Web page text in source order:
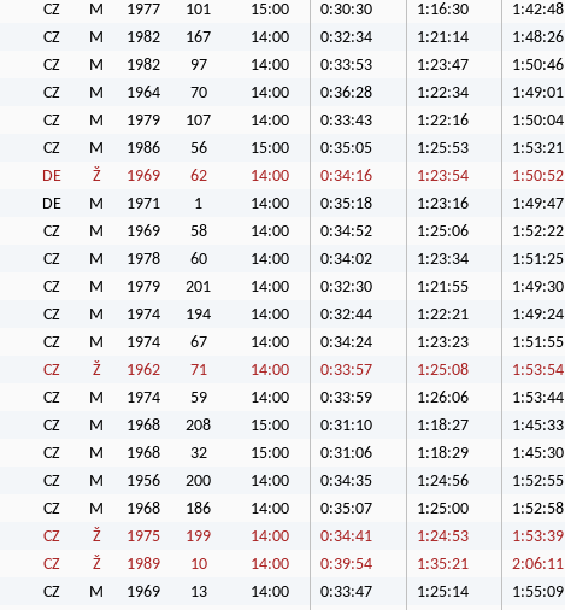
CZ M 1977 101 15:00 0:30:30 1:16:30 1:42:48
CZ M 1982 167 14:00 0:32:34 1:21:14 1:48:26
CZ M 1982 97 14:00 0:33:53 1:23:47 1:50:46
CZ M 1964 70 14:00 0:36:28 1:22:34 1:49:01
CZ M 1979 107 14:00 0:33:43 1:22:16 1:50:04
CZ M 1986 56 15:00 0:35:05 1:25:53 1:53:21
DE Ž 1969 62 14:00 0:34:16 1:23:54 1:50:52
DE M 1971 1 14:00 0:35:18 1:23:16 1:49:47
CZ M 1969 58 14:00 0:34:52 1:25:06 1:52:22
CZ M 1978 60 14:00 0:34:02 1:23:34 1:51:25
CZ M 1979 201 14:00 0:32:30 1:21:55 1:49:30
CZ M 1974 194 14:00 0:32:44 1:22:21 1:49:24
CZ M 1974 67 14:00 0:34:24 1:23:23 1:51:55
CZ Ž 1962 71 14:00 0:33:57 1:25:08 1:53:54
CZ M 1974 59 14:00 0:33:59 1:26:06 1:53:44
CZ M 1968 208 15:00 0:31:10 1:18:27 1:45:33
CZ M 1968 32 15:00 0:31:06 1:18:29 1:45:30
CZ M 1956 200 14:00 0:34:35 1:24:56 1:52:55
CZ M 1968 186 14:00 0:35:07 1:25:00 1:52:58
CZ Ž 1975 199 14:00 0:34:41 1:24:53 1:53:39
CZ Ž 1989 10 14:00 0:39:54 1:35:21 2:06:11
CZ M 1969 13 14:00 0:33:47 1:25:14 1:55:09